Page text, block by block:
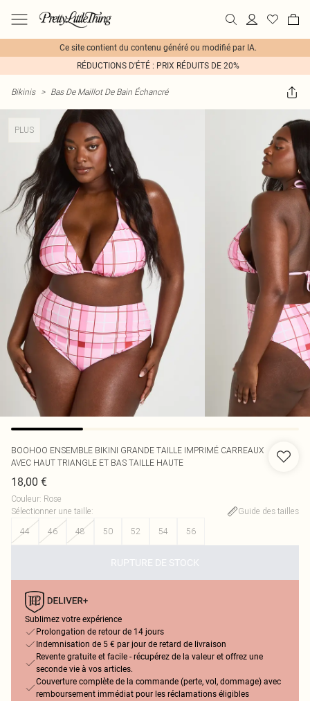
Ce site contient du contenu généré ou modifié par IA.
RÉDUCTIONS D'ÉTÉ : PRIX RÉDUITS DE 20%
Bikinis > Bas De Maillot De Bain Échancré
PLUS
BOOHOO ENSEMBLE BIKINI GRANDE TAILLE IMPRIMÉ CARREAUX
AVEC HAUT TRIANGLE ET BAS TAILLE HAUTE
18,00 €
Couleur: Rose
Sélectionner une taille:
Guide des tailles
44
46 48 50 52 54 56
RUPTURE DE STOCK
Sublimez votre expérience
Prolongation de retour de 14 jours
Indemnisation de 5 € par jour de retard de livraison
Revente gratuite et facile - récupérez de la valeur et offrez une
seconde vie à vos articles.
Couverture complète de la commande (perte, vol, dommage) avec
remboursement immédiat pour les réclamations éligibles